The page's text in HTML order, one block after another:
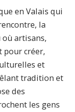
en Valais qui
la
où artisans,
pour créer,
et
tradition et
des
les gens